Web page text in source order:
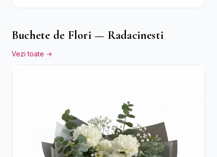
Raffaello
Buchete de Flori — Radacinesti
Vezi toate →